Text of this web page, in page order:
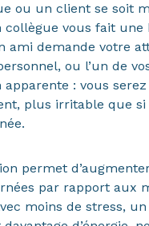
ou un client se soit
collègue vous fait une
ami demande votre
ou l’un de
apparente : vous
plus irritable que si
permet
par rapport aux
moins de stress,